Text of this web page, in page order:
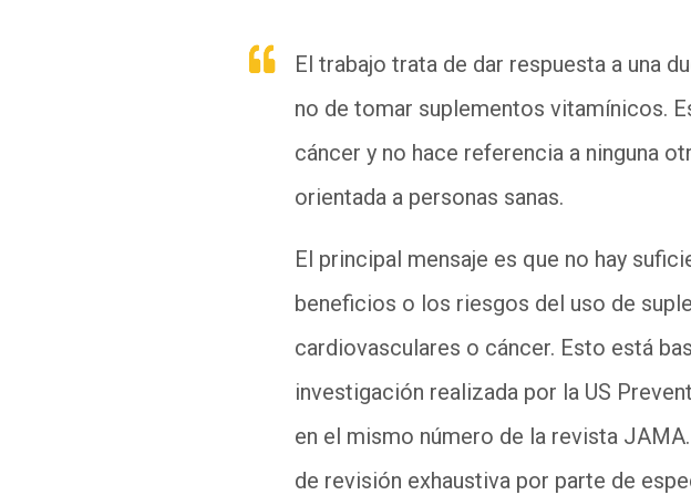
El trabajo trata de dar respuesta a una
no de tomar suplementos vitamínicos.
cáncer y no hace referencia a ninguna
orientada a personas sanas.
El principal mensaje es que no hay
beneficios o los riesgos del uso de
cardiovasculares o cáncer. Esto está
investigación realizada por la US
en el mismo número de la revista
de revisión exhaustiva por parte de